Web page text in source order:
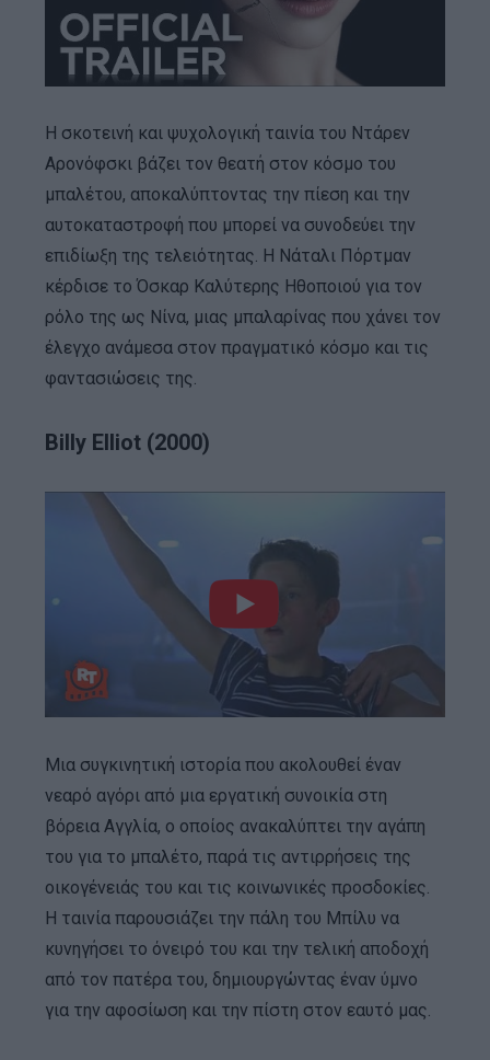
Η σκοτεινή και ψυχολογική ταινία του Ντάρεν
Αρονόφσκι βάζει τον θεατή στον κόσμο του
μπαλέτου, αποκαλύπτοντας την πίεση και την
αυτοκαταστροφή που μπορεί να συνοδεύει την
επιδίωξη της τελειότητας. Η Νάταλι Πόρτμαν
κέρδισε το Όσκαρ Καλύτερης Ηθοποιού για τον
ρόλο της ως Νίνα, μιας μπαλαρίνας που χάνει τον
έλεγχο ανάμεσα στον πραγματικό κόσμο και τις
φαντασιώσεις της.
Billy Elliot (2000)
Μια συγκινητική ιστορία που ακολουθεί έναν
νεαρό αγόρι από μια εργατική συνοικία στη
βόρεια Αγγλία, ο οποίος ανακαλύπτει την αγάπη
του για το μπαλέτο, παρά τις αντιρρήσεις της
οικογένειάς του και τις κοινωνικές προσδοκίες.
Η ταινία παρουσιάζει την πάλη του Μπίλυ να
κυνηγήσει το όνειρό του και την τελική αποδοχή
από τον πατέρα του, δημιουργώντας έναν ύμνο
για την αφοσίωση και την πίστη στον εαυτό μας.